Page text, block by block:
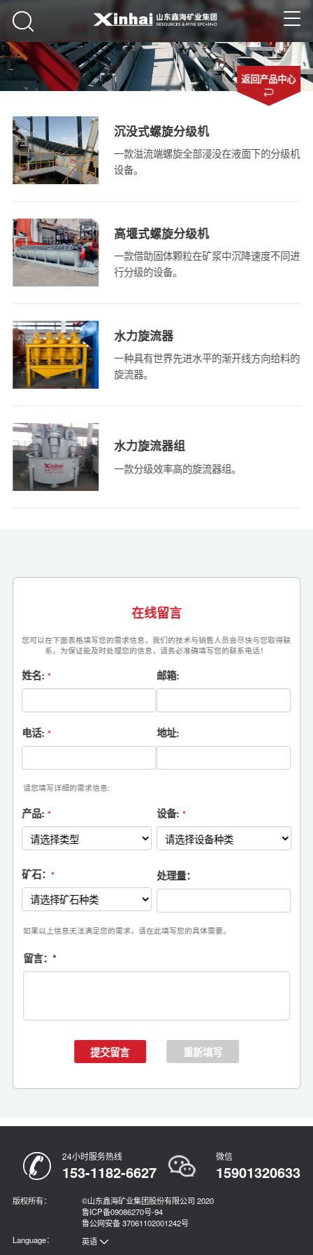
返回产品中心
沉没式螺旋分级机
一款溢流端螺旋全部浸没在液面下的分级机
设备。
高堰式螺旋分级机
一款借助固体颗粒在矿浆中沉降速度不同进
行分级的设备。
水力旋流器
一种具有世界先进水平的渐开线方向给料的
旋流器。
水力旋流器组
一款分级效率高的旋流器组。
在线留言
您可以在下面表格填写您的需求信息，我们的技术与销售人员会尽快与您取得联
系。为保证能及时处理您的信息，请务必准确填写您的联系电话！
姓名: * 邮箱:
电话: * 地址:
请您填写详细的需求信息:
产品: * 设备: *
矿石： * 处理量：
如果以上信息无法满足您的需求，请在此填写您的具体需要。
留言：*
24小时服务热线
153-1182-6627
微信
15901320633
版权所有：
©山东鑫海矿业集团股份有限公司 2020
鲁ICP备09086270号-94
鲁公网安备 37061102001242号
Language：
英语